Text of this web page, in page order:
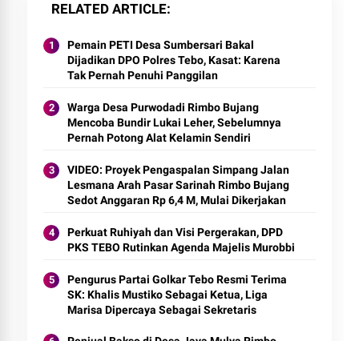
RELATED ARTICLE
Pemain PETI Desa Sumbersari Bakal
Dijadikan DPO Polres Tebo, Kasat: Karena
Tak Pernah Penuhi Panggilan
Warga Desa Purwodadi Rimbo Bujang
Mencoba Bundir Lukai Leher, Sebelumnya
Pernah Potong Alat Kelamin Sendiri
VIDEO: Proyek Pengaspalan Simpang Jalan
Lesmana Arah Pasar Sarinah Rimbo Bujang
Sedot Anggaran Rp 6,4 M, Mulai Dikerjakan
Perkuat Ruhiyah dan Visi Pergerakan, DPD
PKS TEBO Rutinkan Agenda Majelis Murobbi
Pengurus Partai Golkar Tebo Resmi Terima
SK: Khalis Mustiko Sebagai Ketua, Liga
Marisa Dipercaya Sebagai Sekretaris